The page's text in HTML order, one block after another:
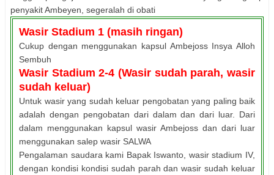
penyakit Ambeyen, segeralah di obati
Wasir Stadium 1 (masih ringan)
Cukup dengan menggunakan kapsul Ambejoss Insya Alloh
Sembuh
Wasir Stadium 2-4 (Wasir sudah parah, wasir
sudah keluar)
Untuk wasir yang sudah keluar pengobatan yang paling baik
adalah dengan pengobatan dari dalam dan dari luar. Dari
dalam menggunakan kapsul wasir Ambejoss dan dari luar
menggunakan salep wasir SALWA
Pengalaman saudara kami Bapak Iswanto, wasir stadium IV,
dengan kondisi kondisi sudah parah dan wasir sudah keluar